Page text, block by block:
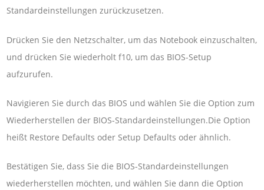
Standardeinstellungen zurückzusetzen.
Drücken Sie den Netzschalter, um das Notebook einzuschalten,
und drücken Sie wiederholt f10, um das BIOS-Setup
aufzurufen.
Navigieren Sie durch das BIOS und wählen Sie die Option zum
Wiederherstellen der BIOS-Standardeinstellungen.Die Option
heißt Restore Defaults oder Setup Defaults oder ähnlich.
Bestätigen Sie, dass Sie die BIOS-Standardeinstellungen
wiederherstellen möchten, und wählen Sie dann die Option